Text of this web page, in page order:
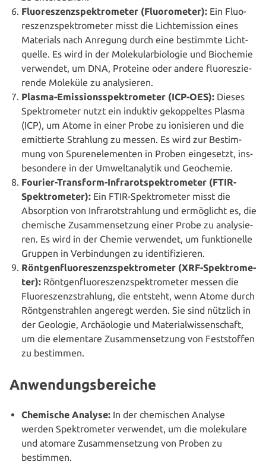
Fluo­res­zenz­spek­tro­me­ter (Fluo­ro­me­ter): Ein Fluo­
res­zenz­spek­tro­me­ter misst die Licht­emis­si­on eines
Materials nach Anregung durch eine bestimmte Licht­
quel­le. Es wird in der Mole­ku­lar­bio­lo­gie und Biochemie
verwendet, um DNA, Proteine oder andere fluo­res­zie­
ren­de Moleküle zu analysieren.
Plasma-Emis­si­ons­spek­tro­me­ter (ICP-OES): Dieses
Spek­tro­me­ter nutzt ein induktiv gekop­pel­tes Plasma
(ICP), um Atome in einer Probe zu ioni­sie­ren und die
emit­tier­te Strahlung zu messen. Es wird zur Bestim­
mung von Spu­ren­ele­men­ten in Proben ein­ge­setzt, ins­
be­son­de­re in der Umwelt­ana­ly­tik und Geochemie.
Fourier-Transform-Infra­rot­spek­tro­me­ter (FTIR-
Spek­tro­me­ter): Ein FTIR-Spek­tro­me­ter misst die
Absorp­ti­on von Infra­rot­strah­lung und ermög­licht es, die
chemische Zusam­men­set­zung einer Probe zu ana­ly­sie­
ren. Es wird in der Chemie verwendet, um funk­tio­nel­le
Gruppen in Ver­bin­dun­gen zu identifizieren.
Rönt­gen­fluo­res­zenz­spek­tro­me­ter (XRF-Spek­tro­me­
ter): Rönt­gen­fluo­res­zenz­spek­tro­me­ter messen die
Fluo­res­zenz­strah­lung, die entsteht, wenn Atome durch
Rönt­gen­strah­len angeregt werden. Sie sind nützlich in
der Geologie, Archäo­lo­gie und Mate­ri­al­wis­sen­schaft,
um die ele­men­ta­re Zusam­men­set­zung von Fest­stof­fen
zu bestimmen.
Anwendungsbereiche
Chemische Analyse: In der che­mi­schen Analyse
werden Spek­tro­me­ter verwendet, um die mole­ku­la­re
und atomare Zusam­men­set­zung von Proben zu
bestimmen.